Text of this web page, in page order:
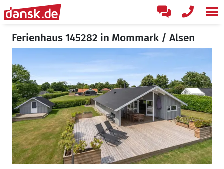
Ferienhaus 145282 in Mommark / Alsen